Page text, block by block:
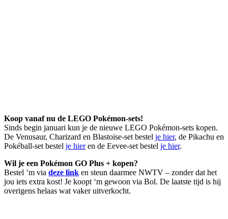
Koop vanaf nu de LEGO Pokémon-sets!
Sinds begin januari kun je de nieuwe LEGO Pokémon-sets kopen.
De Venusaur, Charizard en Blastoise-set bestel je hier, de Pikachu en
Pokéball-set bestel je hieren de Eevee-set bestel je hier.
Wil je een Pokémon GO Plus + kopen?
Bestel ’m via deze link en steun daarmee NWTV – zonder dat het
jou iets extra kost! Je koopt ‘m gewoon via Bol. De laatste tijd is hij
overigens helaas wat vaker uitverkocht.